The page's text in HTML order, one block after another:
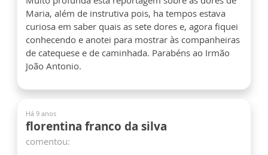
Maria, além de instrutiva pois, ha tempos estava
curiosa em saber quais as sete dores e, agora fiquei
conhecendo e anotei para mostrar às companheiras
de catequese e de caminhada. Parabéns ao Irmão
João Antonio.
Há 9 anos
florentina franco da silva
comentou: